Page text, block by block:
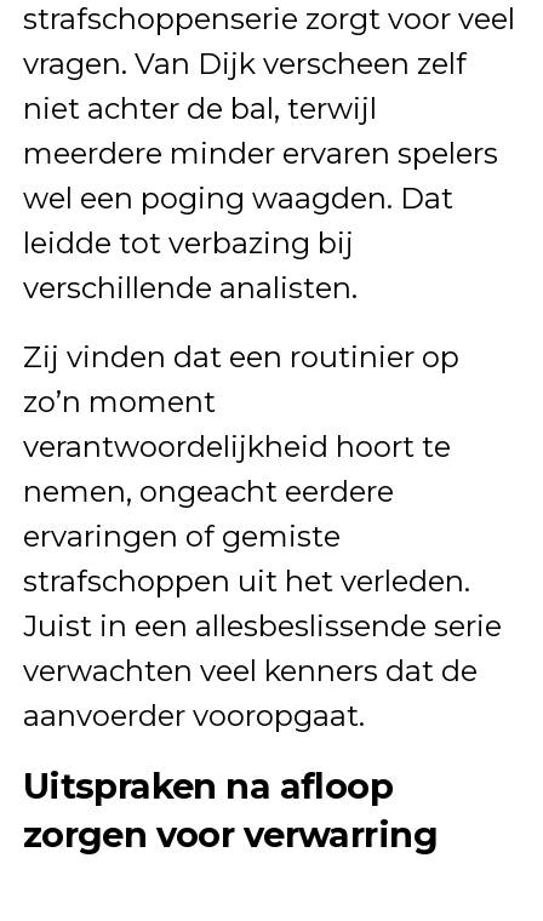
strafschoppenserie zorgt voor veel
vragen. Van Dijk verscheen zelf
niet achter de bal, terwijl
meerdere minder ervaren spelers
wel een poging waagden. Dat
leidde tot verbazing bij
verschillende analisten.
Zij vinden dat een routinier op
zo’n moment
verantwoordelijkheid hoort te
nemen, ongeacht eerdere
ervaringen of gemiste
strafschoppen uit het verleden.
Juist in een allesbeslissende serie
verwachten veel kenners dat de
aanvoerder vooropgaat.
Uitspraken na afloop
zorgen voor verwarring